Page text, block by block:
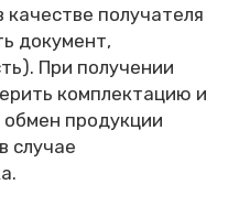
получателя
документ,
При получении
комплектацию и
продукции
случае